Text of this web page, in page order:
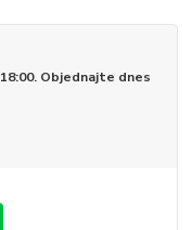
Objednajte dnes